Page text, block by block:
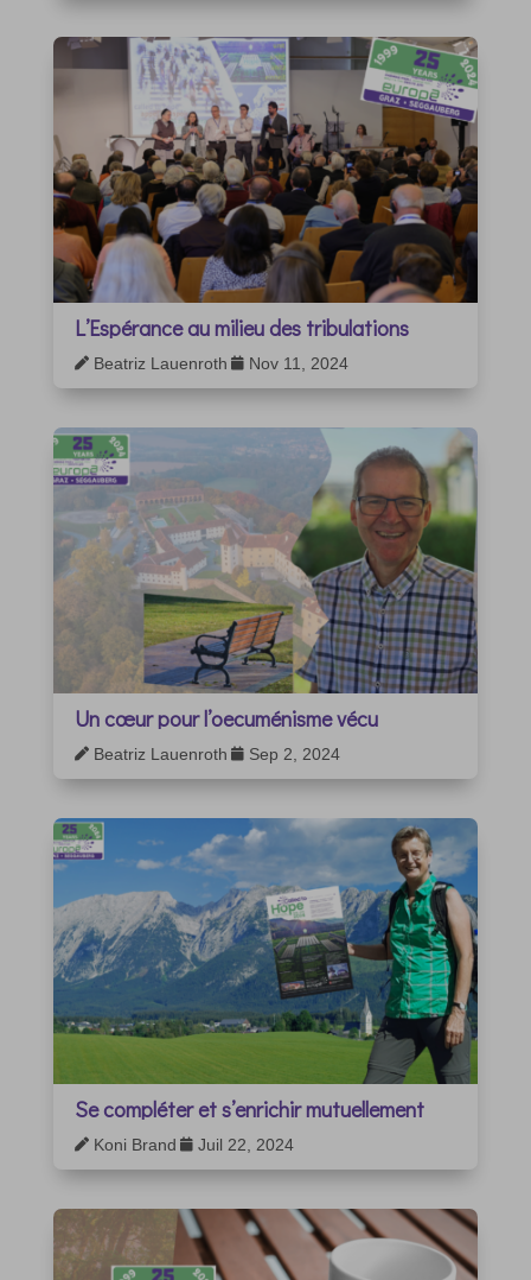
L’Espérance au milieu des tribulations
 Beatriz Lauenroth  Nov 11, 2024
Un cœur pour l’oecuménisme vécu
 Beatriz Lauenroth  Sep 2, 2024
Se compléter et s’enrichir mutuellement
 Koni Brand  Juil 22, 2024